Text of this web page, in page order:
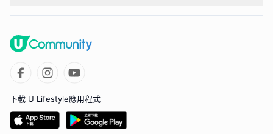
下載 U Lifestyle應用程式